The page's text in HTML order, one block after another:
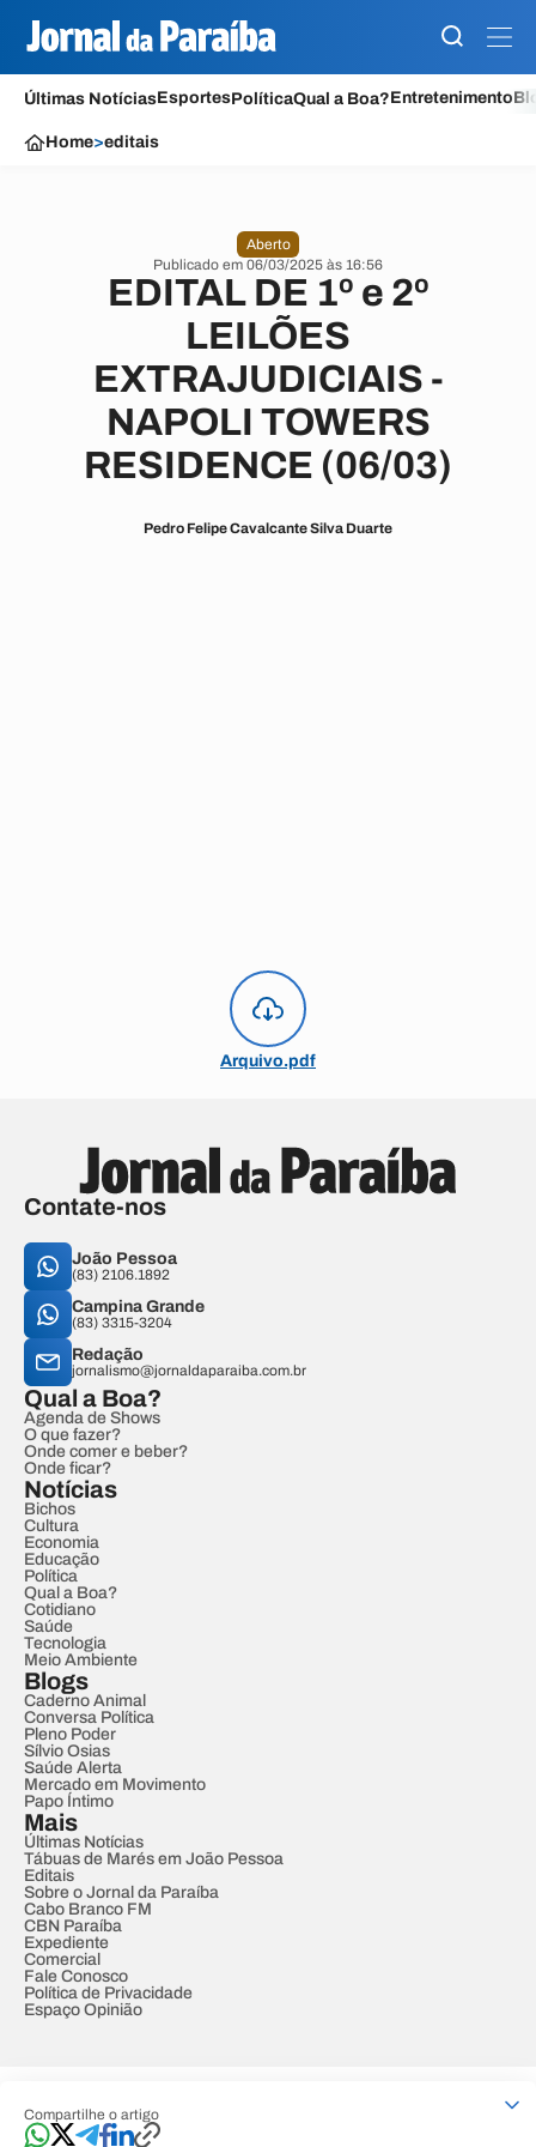
Últimas NotíciasEsportesPolíticaQual a Boa?Entretenimento
Home>editais
Compartilhe o artigo
Aberto
Publicado em 06/03/2025 às 16:56
EDITAL DE 1º e 2º
LEILÕES
EXTRAJUDICIAIS -
NAPOLI TOWERS
RESIDENCE (06/03)
Pedro Felipe Cavalcante Silva Duarte
Arquivo.pdf
Contate-nos
João Pessoa
(83) 2106.1892
Campina Grande
(83) 3315-3204
Redação
jornalismo@jornaldaparaiba.com.br
Qual a Boa?
Agenda de Shows
O que fazer?
Onde comer e beber?
Onde ficar?
Notícias
Bichos
Cultura
Economia
Educação
Política
Qual a Boa?
Cotidiano
Saúde
Tecnologia
Meio Ambiente
Blogs
Caderno Animal
Conversa Política
Pleno Poder
Sílvio Osias
Saúde Alerta
Mercado em Movimento
Papo Íntimo
Mais
Últimas Notícias
Tábuas de Marés em João Pessoa
Editais
Sobre o Jornal da Paraíba
Cabo Branco FM
CBN Paraíba
Expediente
Comercial
Fale Conosco
Política de Privacidade
Espaço Opinião
Developed by Designed by